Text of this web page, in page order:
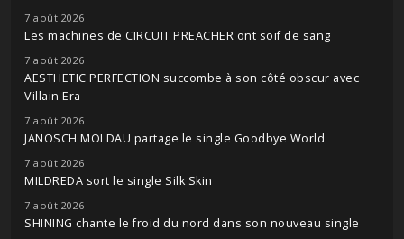
7 août 2026
Les machines de CIRCUIT PREACHER ont soif de sang
7 août 2026
AESTHETIC PERFECTION succombe à son côté obscur avec
Villain Era
7 août 2026
JANOSCH MOLDAU partage le single Goodbye World
7 août 2026
MILDREDA sort le single Silk Skin
7 août 2026
SHINING chante le froid du nord dans son nouveau single